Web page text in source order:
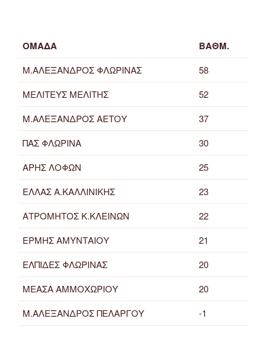
ΟΜΑΔΑ ΒΑΘΜ.
Μ.ΑΛΕΞΑΝΔΡΟΣ ΦΛΩΡΙΝΑΣ
58
ΜΕΛΙΤΕΥΣ ΜΕΛΙΤΗΣ
52
Μ.ΑΛΕΞΑΝΔΡΟΣ ΑΕΤΟΥ
37
ΠΑΣ ΦΛΩΡΙΝΑ
30
ΑΡΗΣ ΛΟΦΩΝ
25
ΕΛΛΑΣ Α.ΚΑΛΛΙΝΙΚΗΣ
23
ΑΤΡΟΜΗΤΟΣ Κ.ΚΛΕΙΝΩΝ
22
ΕΡΜΗΣ ΑΜΥΝΤΑΙΟΥ
21
ΕΛΠΙΔΕΣ ΦΛΩΡΙΝΑΣ
20
ΜΕΑΣΑ ΑΜΜΟΧΩΡΙΟΥ
20
Μ.ΑΛΕΞΑΝΔΡΟΣ ΠΕΛΑΡΓΟΥ
-1